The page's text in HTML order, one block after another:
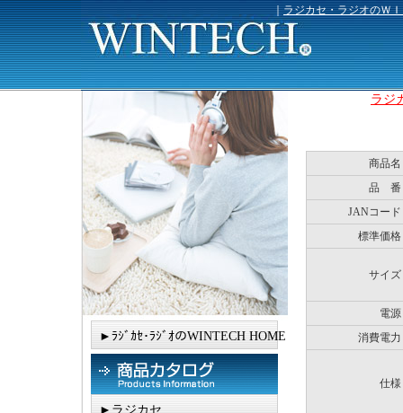
｜ラジカセ・ラジオのＷ
►ﾗｼﾞｶｾ･ﾗｼﾞｵのWINTECH HOME
►ラジカセ
ラジ
商品名
品 番
JANコード
標準価格
サイズ
電源
消費電力
仕様